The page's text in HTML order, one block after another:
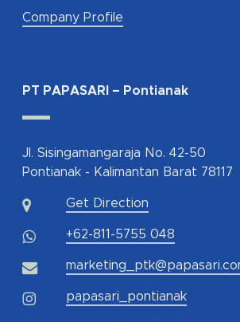
Company Profile
PT PAPASARI – Pontianak
Jl. Sisingamangaraja No. 42-50
Pontianak - Kalimantan Barat 78117
Get Direction
+62-811-5755 048
papasari_pontianak